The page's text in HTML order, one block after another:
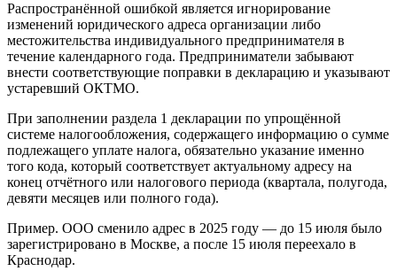
Распространённой ошибкой является игнорирование
изменений юридического адреса организации либо
местожительства индивидуального предпринимателя в
течение календарного года. Предприниматели забывают
внести соответствующие поправки в декларацию и указывают
устаревший ОКТМО.
При заполнении раздела 1 декларации по упрощённой
системе налогообложения, содержащего информацию о сумме
подлежащего уплате налога, обязательно указание именно
того кода, который соответствует актуальному адресу на
конец отчётного или налогового периода (квартала, полугода,
девяти месяцев или полного года).
Пример. ООО сменило адрес в 2025 году — до 15 июля было
зарегистрировано в Москве, а после 15 июля переехало в
Краснодар.